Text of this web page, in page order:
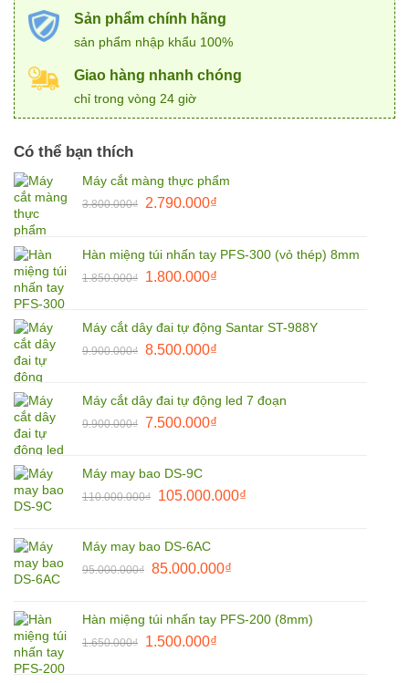
Sản phẩm chính hãng
sản phẩm nhập khẩu 100%
Giao hàng nhanh chóng
chỉ trong vòng 24 giờ
Có thể bạn thích
Máy cắt màng thực phẩm
3.800.000₫
Giá
3.800.000₫.
2.790.000₫Giá
là:
2.790.000₫.
Hàn miệng túi nhấn tay PFS-300 (vỏ thép) 8mm
1.850.000₫
Giá
1.850.000₫.
1.800.000₫Giá
là:
1.800.000₫.
Máy cắt dây đai tự động Santar ST-988Y
9.900.000₫ Giá
9.900.000₫.
8.500.000₫Giá
là:
8.500.000₫.
Máy cắt dây đai tự động led 7 đoạn
9.900.000₫ Giá
9.900.000₫.
7.500.000₫Giá
7.500.000₫.
Máy may bao DS-9C
110.000.000₫
Giá
110.000.000₫.
105.000.000₫Giá
Máy may bao DS-6AC
95.000.000₫ Giá
95.000.000₫.
85.000.000₫Giá
là:
Hàn miệng túi nhấn tay PFS-200 (8mm)
1.650.000₫
Giá
1.500.000₫Giá